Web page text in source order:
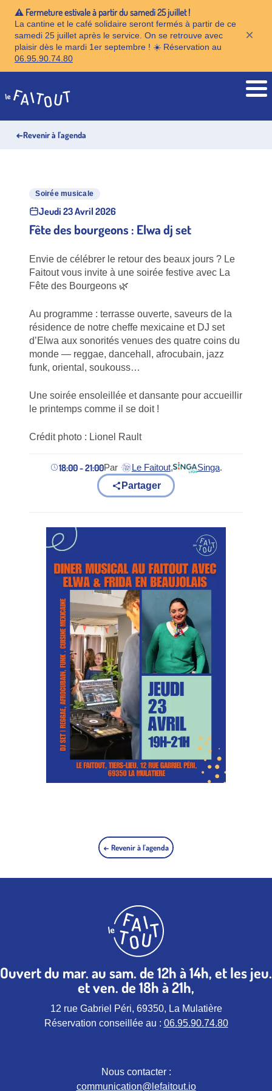
⚠️ Fermeture estivale à partir du samedi 25 juillet !
La cantine et le café solidaire seront fermés à partir de ce
samedi 25 juillet après le service. On se retrouve avec
plaisir dès le mardi 1er septembre ! ☀️ Réservation au
06.95.90.74.80
×
Accueil
←Revenir à l'agenda
Soirée musicale
Jeudi 23 Avril 2026
Fête des bourgeons : Elwa dj set
Envie de célébrer le retour des beaux jours ? Le
Faitout vous invite à une soirée festive avec La
Fête des Bourgeons 🌿
Au programme : terrasse ouverte, saveurs de la
résidence de notre cheffe mexicaine et DJ set
d’Elwa aux sonorités venues des quatre coins du
monde — reggae, dancehall, afrocubain, jazz
funk, oriental, soukouss…
Une soirée ensoleillée et dansante pour accueillir
le printemps comme il se doit !
Crédit photo : Lionel Rault
18:00 - 21:00Par Le Faitout
(nouvel onglet)
, Singa
(nouvel onglet)
.
Partager
← Revenir à l'agenda
Ouvert du mar. au sam. de 12h à 14h, et les jeu.
et ven. de 18h à 21h,
12 rue Gabriel Péri, 69350, La Mulatière
Réservation conseillée au : 06.95.90.74.80
Nous contacter :
communication@lefaitout.io